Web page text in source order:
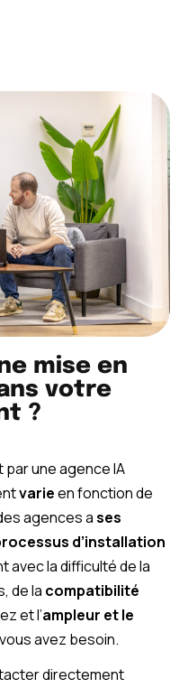
mise en
votre
?
par une agence IA
varieen fonction de
agences ases
d’installation
avec la difficulté de la
de la compatibilité
et l’ampleur et le
avez besoin.
directement